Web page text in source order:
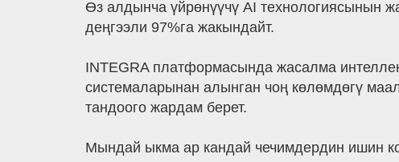
Өз алдынча үйрөнүүчү AI технологиясынын
деңгээли 97%га жакындайт.
INTEGRA платформасында жасалма
системаларынан алынган чоң көлөмдөгү
тандоого жардам берет.
Мындай ыкма ар кандай чечимдердин ишин